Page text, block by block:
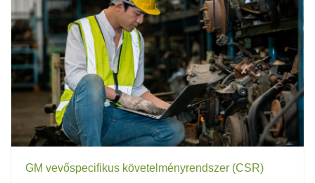
GM vevőspecifikus követelményrendszer (CSR)